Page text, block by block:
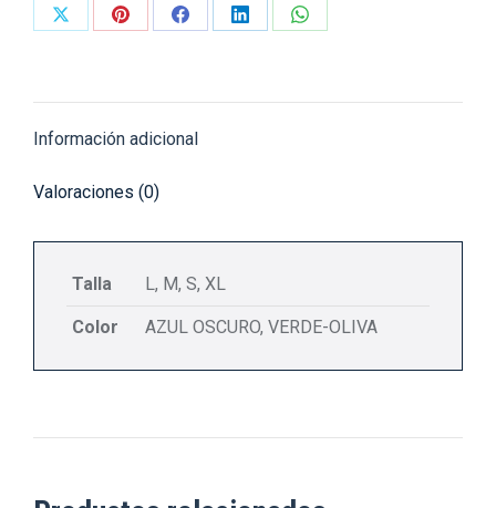
Share
Share
Share
Share
Share
Información adicional
Valoraciones (0)
Talla L, M, S, XL
Color AZUL OSCURO, VERDE-OLIVA